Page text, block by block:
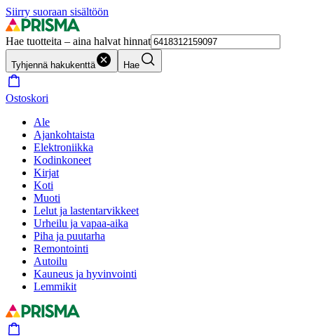
Siirry suoraan sisältöön
Hae tuotteita – aina halvat hinnat
Tyhjennä hakukenttä Hae
Ostoskori
Ale
Ajankohtaista
Elektroniikka
Kodinkoneet
Kirjat
Koti
Muoti
Lelut ja lastentarvikkeet
Urheilu ja vapaa-aika
Piha ja puutarha
Remontointi
Autoilu
Kauneus ja hyvinvointi
Lemmikit